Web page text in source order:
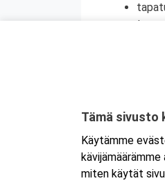
Kyseessä
tai
Tämä sivusto
Käytämme
miten käytät